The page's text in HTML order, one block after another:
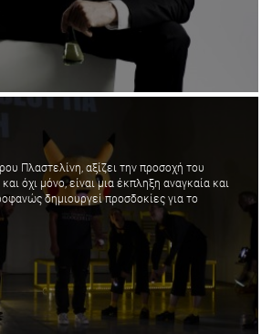
Πλαστελίνη, αξίζει την προσοχή του
όχι μόνο, είναι μια έκπληξη αναγκαία και
δημιουργεί προσδοκίες για το